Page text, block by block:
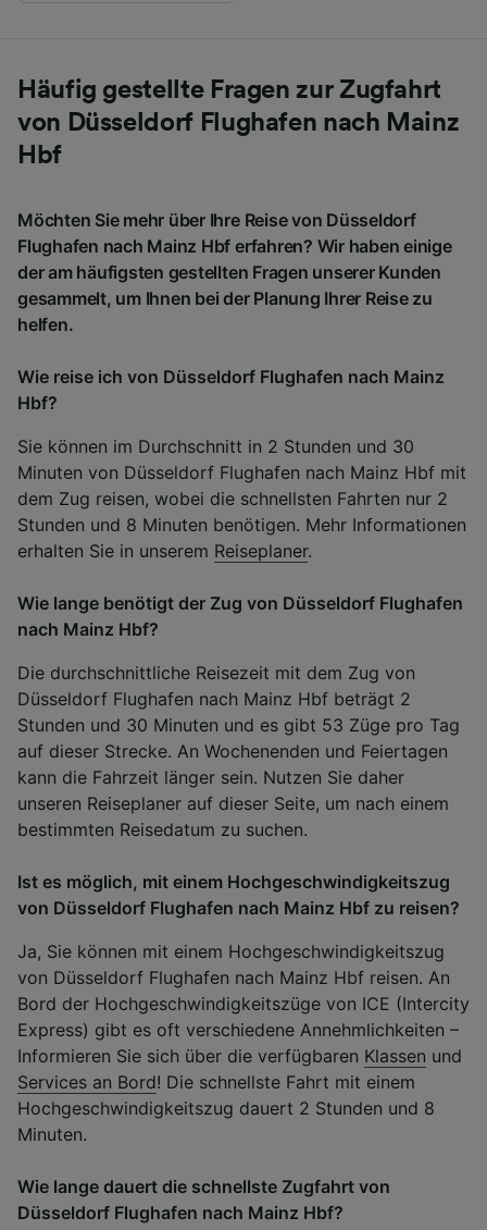
Häufig gestellte Fragen zur Zugfahrt
von Düsseldorf Flughafen nach Mainz
Hbf
Möchten Sie mehr über Ihre Reise von Düsseldorf
Flughafen nach Mainz Hbf erfahren? Wir haben einige
der am häufigsten gestellten Fragen unserer Kunden
gesammelt, um Ihnen bei der Planung Ihrer Reise zu
helfen.
Wie reise ich von Düsseldorf Flughafen nach Mainz
Hbf?
Sie können im Durchschnitt in 2 Stunden und 30
Minuten von Düsseldorf Flughafen nach Mainz Hbf mit
dem Zug reisen, wobei die schnellsten Fahrten nur 2
Stunden und 8 Minuten benötigen. Mehr Informationen
erhalten Sie in unserem Reiseplaner.
Wie lange benötigt der Zug von Düsseldorf Flughafen
nach Mainz Hbf?
Die durchschnittliche Reisezeit mit dem Zug von
Düsseldorf Flughafen nach Mainz Hbf beträgt 2
Stunden und 30 Minuten und es gibt 53 Züge pro Tag
auf dieser Strecke. An Wochenenden und Feiertagen
kann die Fahrzeit länger sein. Nutzen Sie daher
unseren Reiseplaner auf dieser Seite, um nach einem
bestimmten Reisedatum zu suchen.
Ist es möglich, mit einem Hochgeschwindigkeitszug
von Düsseldorf Flughafen nach Mainz Hbf zu reisen?
Ja, Sie können mit einem Hochgeschwindigkeitszug
von Düsseldorf Flughafen nach Mainz Hbf reisen. An
Bord der Hochgeschwindigkeitszüge von ICE (Intercity
Express) gibt es oft verschiedene Annehmlichkeiten –
Informieren Sie sich über die verfügbaren Klassen und
Services an Bord! Die schnellste Fahrt mit einem
Hochgeschwindigkeitszug dauert 2 Stunden und 8
Minuten.
Wie lange dauert die schnellste Zugfahrt von
Düsseldorf Flughafen nach Mainz Hbf?